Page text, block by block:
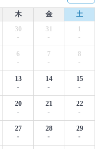
木 金
土
30
-
31
-
1
-
6
-
7
-
8
-
13
-
14
-
15
-
20
-
21
-
22
-
27
-
28
-
29
-